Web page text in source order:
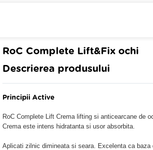
RoC Complete Lift&Fix ochi
Descrierea produsului
Principii Active
RoC Complete Lift Crema lifting si anticearcane de
Crema este intens hidratanta si usor absorbita.
Aplicati zilnic dimineata si seara. Excelenta ca baza